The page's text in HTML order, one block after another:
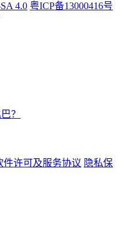
4.0 粤ICP备13000416号
？
件许可及服务协议 隐私保